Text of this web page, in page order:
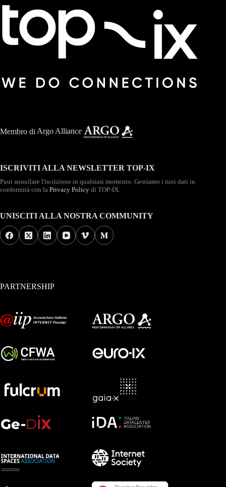
Membro di Argo Alliance
ISCRIVITI ALLA NEWSLETTER TOP-IX
Puoi annullare l'iscrizione in qualsiasi momento. Gestiamo i tuoi dati in
conformità con la Privacy Policy di TOP-IX.
UNISCITI ALLA NOSTRA COMMUNITY
PARTNERSHIP